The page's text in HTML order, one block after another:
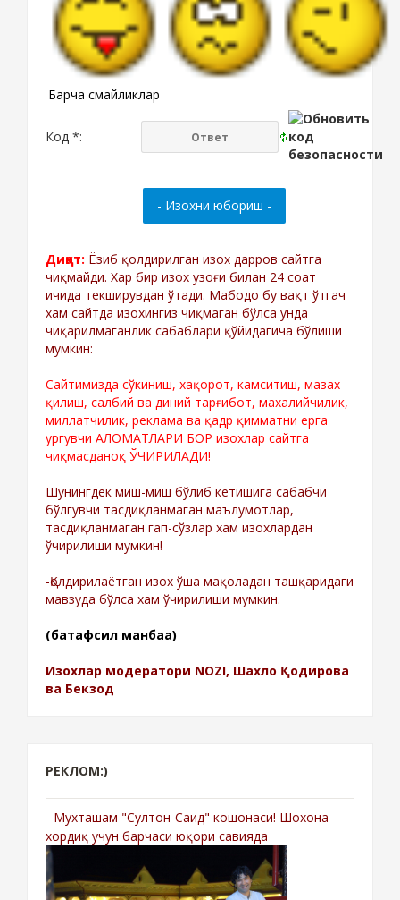
Барча смайликлар
Код *:
Диққат: Ёзиб қолдирилган изох дарров сайтга
чиқмайди. Хар бир изох узоғи билан 24 соат
ичида текширувдан ўтади. Мабодо бу вақт ўтгач
хам сайтда изохингиз чиқмаган бўлса унда
чиқарилмаганлик сабаблари қўйидагича бўлиши
мумкин:
Сайтимизда сўкиниш, хақорот, камситиш, мазах
қилиш, салбий ва диний тарғибот, махалийчилик,
миллатчилик, реклама ва қадр қимматни ерга
ургувчи АЛОМАТЛАРИ БОР изохлар сайтга
чиқмасданоқ ЎЧИРИЛАДИ!
Шунингдек миш-миш бўлиб кетишига сабабчи
бўлгувчи тасдиқланмаган маълумотлар,
тасдиқланмаган гап-сўзлар хам изохлардан
ўчирилиши мумкин!
-Қолдирилаётган изох ўша мақоладан ташқаридаги
мавзуда бўлса хам ўчирилиши мумкин.
(батафсил манбаа)
Изохлар модератори NOZI, Шахло Қодирова
ва Бекзод
РЕКЛОМ:)
-Мухташам "Султон-Саид" кошонаси! Шохона
хордиқ учун барчаси юқори савияда